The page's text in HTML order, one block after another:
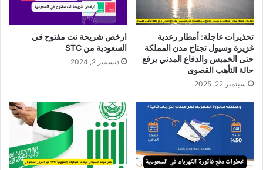
تحذيرات عاجلة: أمطار رعدية
غزيرة وسيول تجتاح مدن المملكة
حتى الخميس والدفاع المدني يرفع
حالة التأهب القصوى
سبتمبر 22, 2025
ارخص شريحة نت مفتوح في
السعودية من STC
ديسمبر 2, 2024